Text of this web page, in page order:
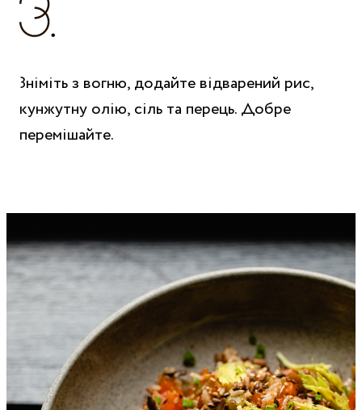
Зніміть з вогню, додайте відварений рис,
кунжутну олію, сіль та перець. Добре
перемішайте.